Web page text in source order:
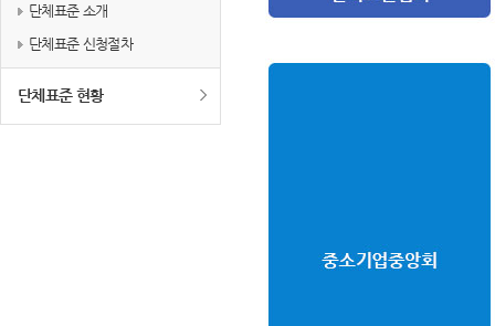
단체표준 소개
단체표준 신청절차
단체표준 현황